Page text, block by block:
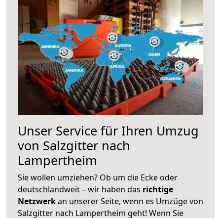
Unser Service für Ihren Umzug
von Salzgitter nach
Lampertheim
Sie wollen umziehen? Ob um die Ecke oder
deutschlandweit – wir haben das richtige
Netzwerkan unserer Seite, wenn es Umzüge von
Salzgitter nach Lampertheim geht! Wenn Sie